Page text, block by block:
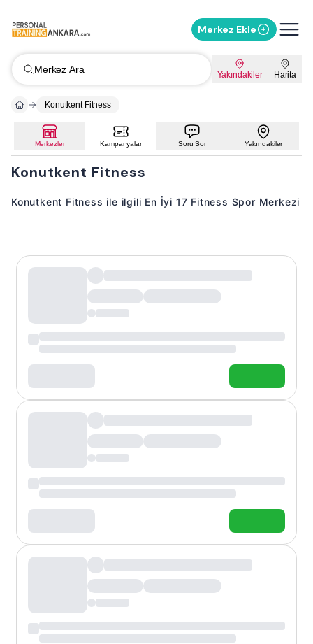
Merkez Ekle
Merkez Ara Yakındakiler Harita
Konutkent Fitness
Merkezler Kampanyalar Soru Sor Yakındakiler
Konutkent Fitness
Konutkent Fitness ile ilgili En İyi 17 Fitness Spor Merkezi